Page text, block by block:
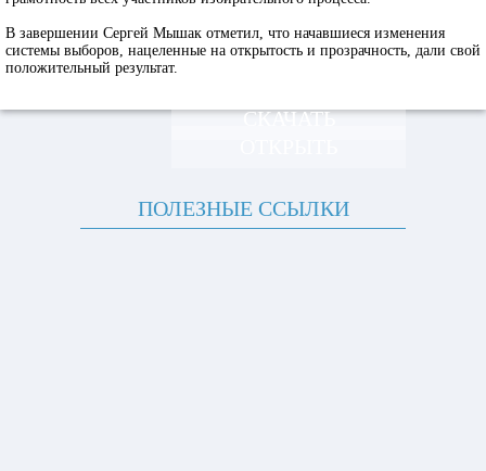
В завершении Сергей Мышак отметил, что начавшиеся изменения
системы выборов, нацеленные на открытость и прозрачность, дали свой
положительный результат.
СКАЧАТЬ
ПОЛЕЗНЫЕ ССЫЛКИ